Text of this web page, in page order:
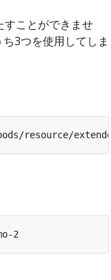
ことができませ
3つを使用してしま